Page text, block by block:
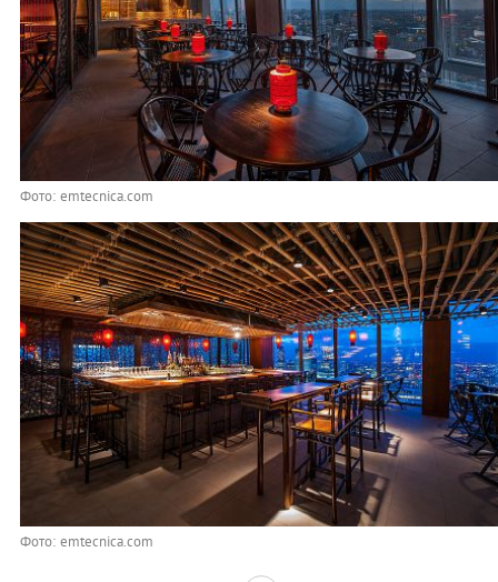
Фото: emtecnica.com
Фото: emtecnica.com